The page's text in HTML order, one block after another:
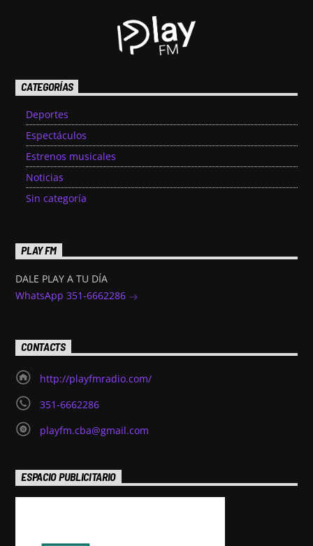
CATEGORÍAS
Deportes
Espectáculos
Estrenos musicales
Noticias
Sin categoría
PLAY FM
DALE PLAY A TU DÍA
WhatsApp 351-6662286
CONTACTS
http://playfmradio.com/
351-6662286
playfm.cba@gmail.com
ESPACIO PUBLICITARIO